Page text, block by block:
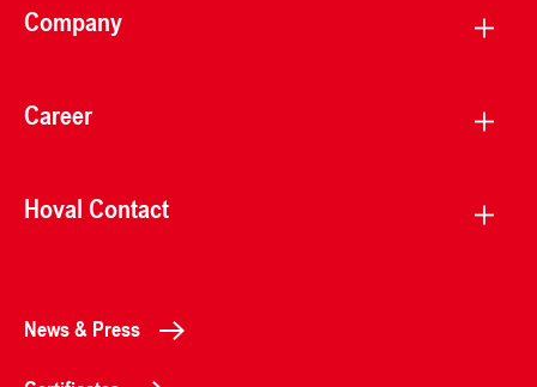
Company
Career
Hoval Contact
News & Press